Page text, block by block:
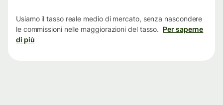
Usiamo il tasso reale medio di mercato, senza nascondere
le commissioni nelle maggiorazioni del tasso. Per saperne
di più